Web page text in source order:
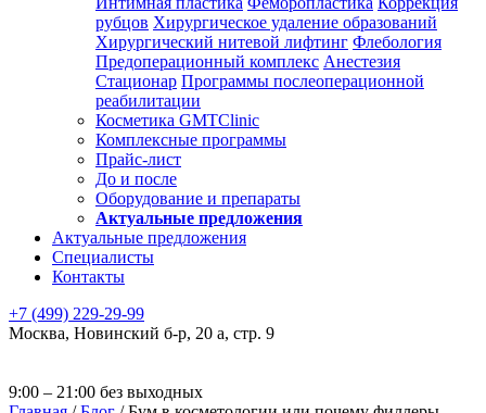
рубцов Хирургическое удаление образований
Хирургический нитевой лифтинг Флебология
Предоперационный комплекс Анестезия
Стационар Программы послеоперационной
реабилитации
Косметика GMTClinic
Комплексные программы
Прайс-лист
До и после
Оборудование и препараты
Актуальные предложения
Актуальные предложения
Специалисты
Контакты
+7 (499) 229-29-99
Москва, Новинский б-р, 20 а, стр. 9
9:00 – 21:00 без выходных